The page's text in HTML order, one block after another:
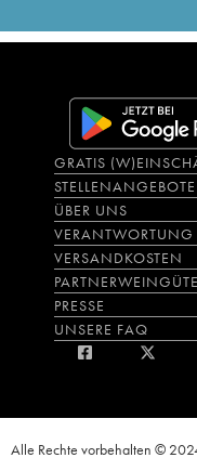
GRATIS
STELLENANGEBOTE
ÜBER UNS
VERSANDKOSTEN
PRESSE
UNSERE FAQ
Alle Rechte vorbehalten ©